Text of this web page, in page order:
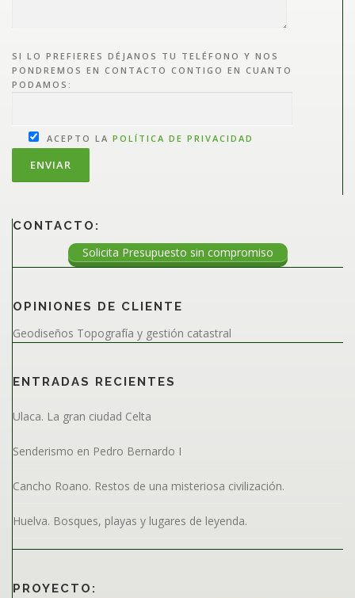
SI LO PREFIERES DÉJANOS TU TELÉFONO Y NOS
PONDREMOS EN CONTACTO CONTIGO EN CUANTO
PODAMOS:
ACEPTO LA POLÍTICA DE PRIVACIDAD
CONTACTO:
Solicita Presupuesto sin compromiso
OPINIONES DE CLIENTE
Geodiseños Topografía y gestión catastral
ENTRADAS RECIENTES
Ulaca. La gran ciudad Celta
Senderismo en Pedro Bernardo I
Cancho Roano. Restos de una misteriosa civilización.
Huelva. Bosques, playas y lugares de leyenda.
PROYECTO: